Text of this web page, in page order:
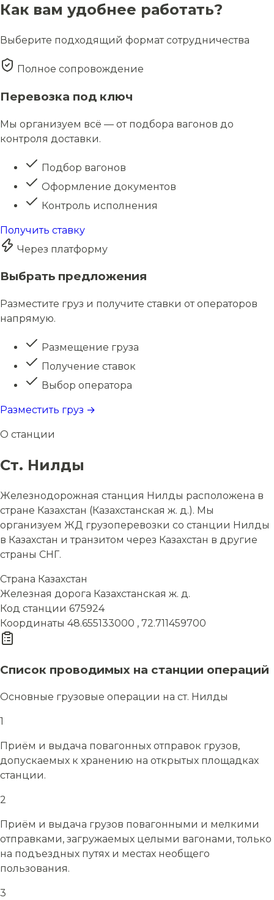
Как вам удобнее работать?
Выберите подходящий формат сотрудничества
Полное сопровождение
Перевозка под ключ
Мы организуем всё — от подбора вагонов до
контроля доставки.
Подбор вагонов
Оформление документов
Контроль исполнения
Получить ставку
Через платформу
Выбрать предложения
Разместите груз и получите ставки от операторов
напрямую.
Размещение груза
Получение ставок
Выбор оператора
Разместить груз →
О станции
Ст. Нилды
Железнодорожная станция Нилды расположена в
стране Казахстан (Казахстанская ж. д.). Мы
организуем ЖД грузоперевозки со станции Нилды
в Казахстан и транзитом через Казахстан в другие
страны СНГ.
Страна Казахстан
Железная дорога Казахстанская ж. д.
Код станции 675924
Координаты 48.655133000 , 72.711459700
Список проводимых на станции операций
Основные грузовые операции на ст. Нилды
1
Приём и выдача повагонных отправок грузов,
допускаемых к хранению на открытых площадках
станции.
2
Приём и выдача грузов повагонными и мелкими
отправками, загружаемых целыми вагонами, только
на подъездных путях и местах необщего
пользования.
3